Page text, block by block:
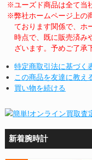
※ユーズド商品は全て当
※弊社ホームページ上の
ております関係で、ホ
時点で、既に販売済み
ざいます。予めご了承
特定商取引法に基づく
この商品を友達に教え
買い物を続ける
新着腕時計